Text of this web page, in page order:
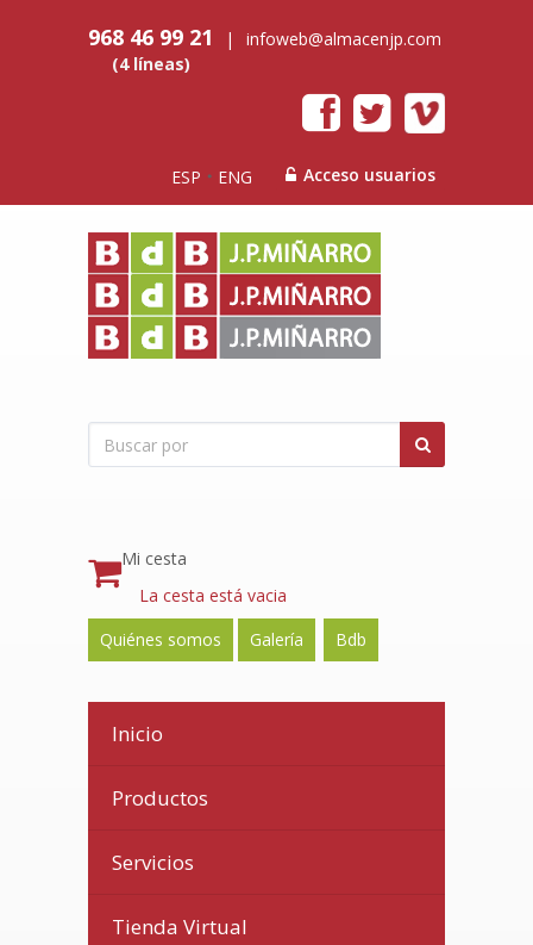
968 46 99 21 |
infoweb@almacenjp.com
(4 líneas)
Acceso usuarios
ESP ENG
Mi cesta
La cesta está vacia
Quiénes somos
Galería Bdb
Inicio
Productos
Servicios
Tienda Virtual